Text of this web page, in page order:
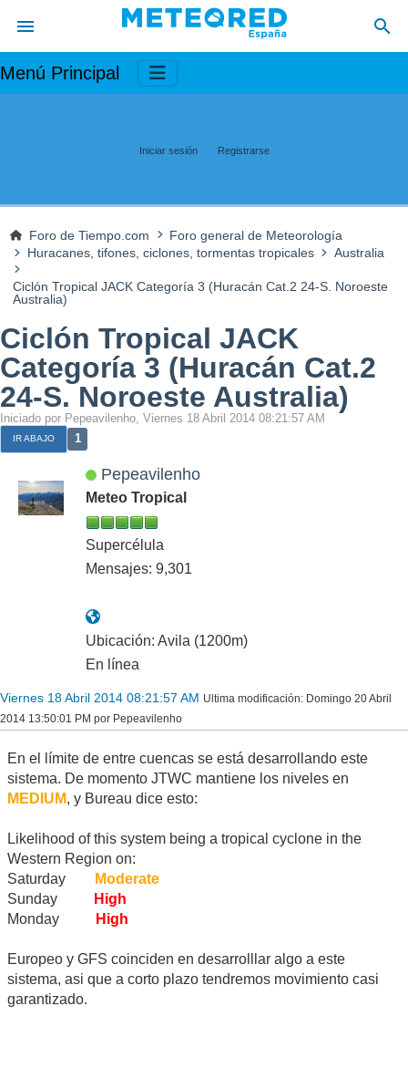
Menú Principal
Iniciar sesión Registrarse
Foro de Tiempo.com
Foro general de Meteorología
Huracanes, tifones, ciclones, tormentas tropicales
Australia
Ciclón Tropical JACK Categoría 3 (Huracán Cat.2 24-S. Noroeste
Australia)
Ciclón Tropical JACK
Categoría 3 (Huracán Cat.2
24-S. Noroeste Australia)
Iniciado por Pepeavilenho, Viernes 18 Abril 2014 08:21:57 AM
IR ABAJO 1
Pepeavilenho
Meteo Tropical
Supercélula
Mensajes: 9,301
Ubicación: Avila (1200m)
En línea
Viernes 18 Abril 2014 08:21:57 AM Ultima modificación: Domingo 20 Abril
2014 13:50:01 PM por Pepeavilenho
En el límite de entre cuencas se está desarrollando este
sistema. De momento JTWC mantiene los niveles en
MEDIUM, y Bureau dice esto:
Likelihood of this system being a tropical cyclone in the
Western Region on:
Saturday
Moderate
Sunday
High
Monday
High
Europeo y GFS coinciden en desarrolllar algo a este
sistema, asi que a corto plazo tendremos movimiento casi
garantizado.